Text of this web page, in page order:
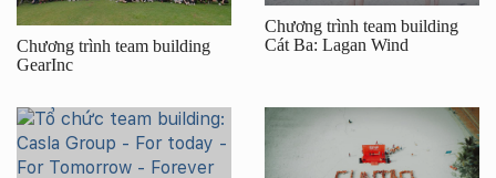
Chương trình team building
GearInc
Chương trình team building
Cát Ba: Lagan Wind